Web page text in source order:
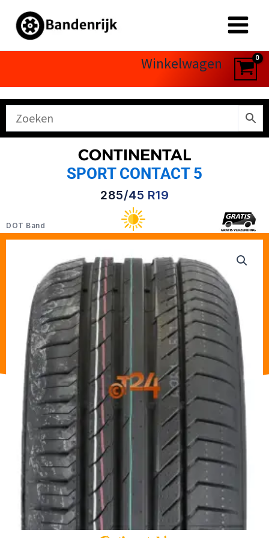
naar
Winkelwagen
CONTINENTAL
SPORT CONTACT 5
285/45 R19
DOT Band